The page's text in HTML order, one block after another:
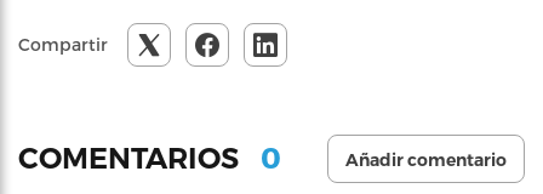
Compartir
COMENTARIOS 0 Añadir comentario